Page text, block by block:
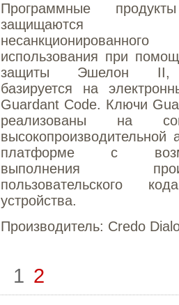
Программные
несанкционированного
использования при
защиты Эшелон II,
базируется на
Guardant Code. Ключи
реализованы на
высокопроизводительной
платформе с
выполнения
пользовательского
устройства.
Производитель: Credo
1 2